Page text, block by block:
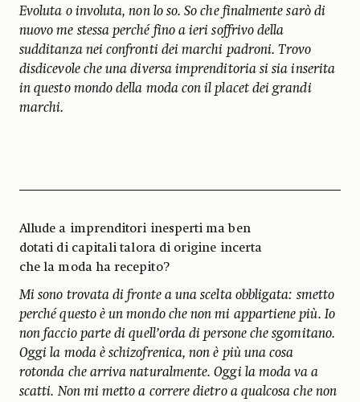
Evoluta o involuta, non lo so. So che finalmente sarò di
nuovo me stessa perché fino a ieri soffrivo della
sudditanza nei confronti dei marchi padroni. Trovo
disdicevole che una diversa imprenditoria si sia inserita
in questo mondo della moda con il placet dei grandi
marchi.
Allude a imprenditori inesperti ma ben
dotati di capitali talora di origine incerta
che la moda ha recepito?
Mi sono trovata di fronte a una scelta obbligata: smetto
perché questo è un mondo che non mi appartiene più. Io
non faccio parte di quell’orda di persone che sgomitano.
Oggi la moda è schizofrenica, non è più una cosa
rotonda che arriva naturalmente. Oggi la moda va a
scatti. Non mi metto a correre dietro a qualcosa che non